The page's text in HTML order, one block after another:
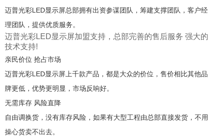
迈普光彩LED显示屏总部拥有出资参谋团队，筹建支撑团队，客户经
理团队，提供优质服务。
迈普光彩LED显示屏加盟支持，总部完善的售后服务 强大的
技术支持!
亲民价位 抢占市场
迈普光彩LED显示屏上千款产品，都是大众的价位，售价相比其他品
牌更低，优势更明显，市场反响好。
无需库存 风险直降
自由调换货，没有库存风险，如果有大型工程由总部直接发货，不用
操心货卖不出去。